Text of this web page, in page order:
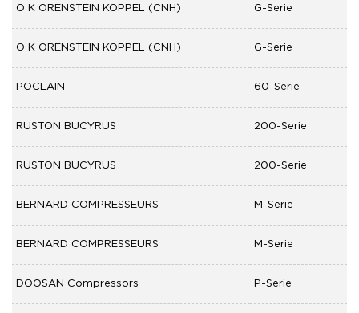
O K ORENSTEIN KOPPEL (CNH) G-Serie
O K ORENSTEIN KOPPEL (CNH) G-Serie
POCLAIN 60-Serie
RUSTON BUCYRUS 200-Serie
RUSTON BUCYRUS 200-Serie
BERNARD COMPRESSEURS M-Serie
BERNARD COMPRESSEURS M-Serie
DOOSAN Compressors P-Serie